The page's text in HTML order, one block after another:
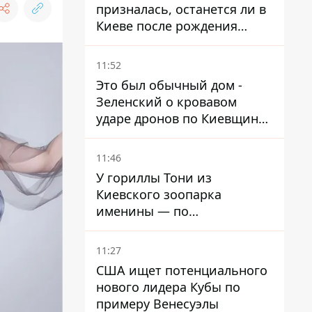
призналась, останется ли в
Киеве после рождения
ребенка
11:52
Это был обычный дом -
Зеленский о кровавом
ударе дронов по Киевщине,
где погибли дедушка,
бабушка и их малолетний
11:46
У гориллы Тони из
Киевского зоопарка
именины — по
человеческим меркам ему
уже больше 90 лет
11:27
США ищет потенциального
нового лидера Кубы по
примеру Венесуэлы